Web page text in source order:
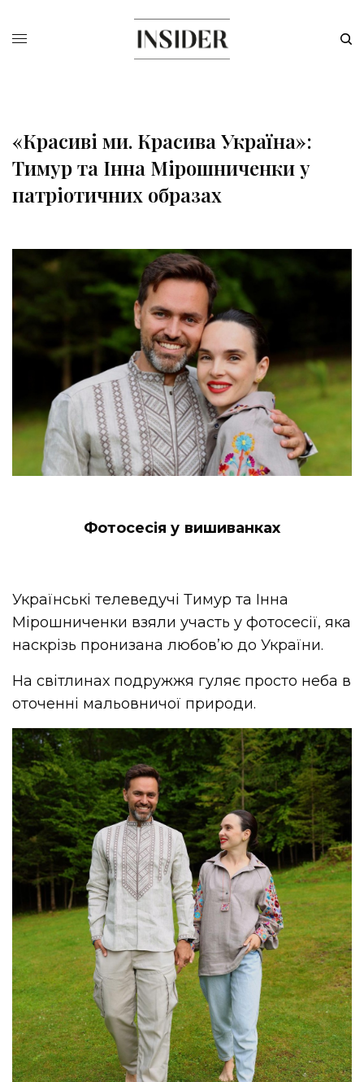
«Красиві ми. Красива Україна»:
Тимур та Інна Мірошниченки у
патріотичних образах
Фотосесія у вишиванках
Українські телеведучі Тимур та Інна
Мірошниченки взяли участь у фотосесії, яка
наскрізь пронизана любов’ю до України.
На світлинах подружжя гуляє просто неба в
оточенні мальовничої природи.